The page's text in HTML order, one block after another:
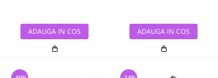
ADAUGA IN COS ADAUGA IN COS